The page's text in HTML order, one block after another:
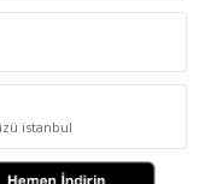
istanbul